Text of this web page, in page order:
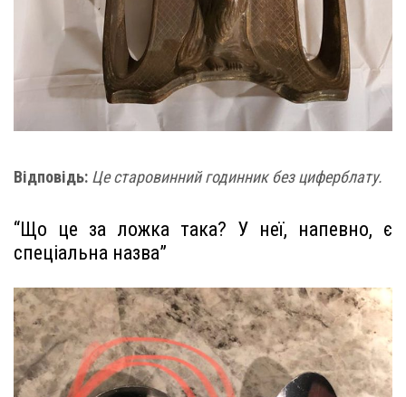
Відповідь: Це старовинний годинник без циферблату.
“Що це за ложка така? У неї, напевно, є
спеціальна назва”